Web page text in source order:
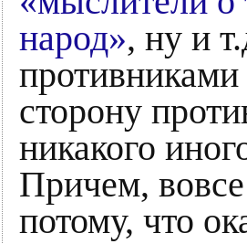
народ», ну и
противниками
сторону
никакого
Причем, вовсе
потому, что